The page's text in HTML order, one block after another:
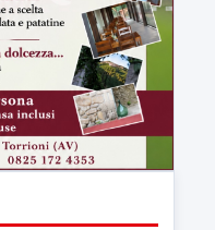
TUTTI I VIDEO